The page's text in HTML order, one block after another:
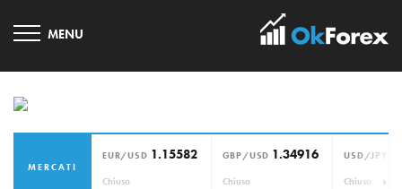
MERCATI
EUR/USD 1.15582
Chiuso
GBP/USD 1.34916
Chiuso
USD/JPY
Chiuso ›